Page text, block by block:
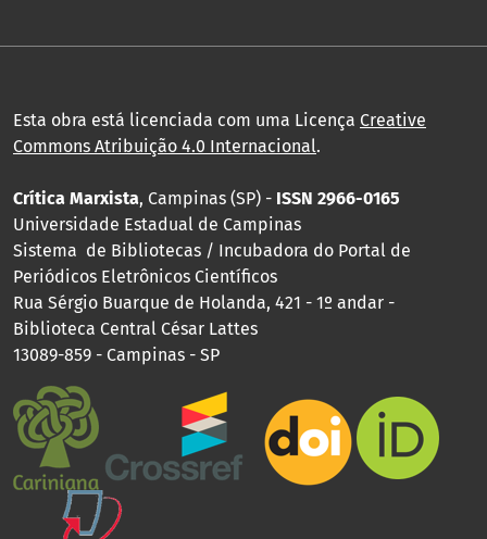
Esta obra está licenciada com uma Licença Creative
Commons Atribuição 4.0 Internacional.
Crítica Marxista, Campinas (SP) - ISSN 2966-0165
Universidade Estadual de Campinas
Sistema de Bibliotecas / Incubadora do Portal de
Periódicos Eletrônicos Científicos
Rua Sérgio Buarque de Holanda, 421 - 1º andar -
Biblioteca Central César Lattes
13089-859 - Campinas - SP